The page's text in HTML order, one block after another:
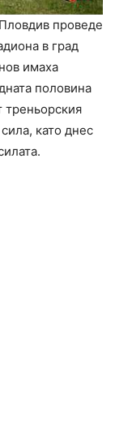
проведе
в град
имаха
половина
като днес